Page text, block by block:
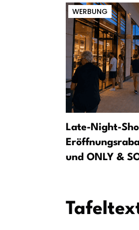
WERBUNG
Late-Night-
und ONLY &